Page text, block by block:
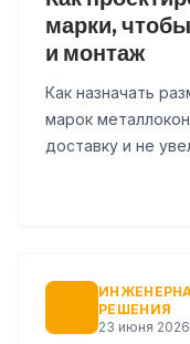
марки,
и монтаж
Как назначать
марок
доставку и не
РЕШЕНИЯ
23 июня 2026